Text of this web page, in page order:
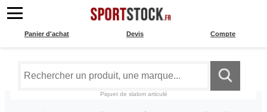
Compte
Devis
Panier d'achat
Piquet de slalom articulé